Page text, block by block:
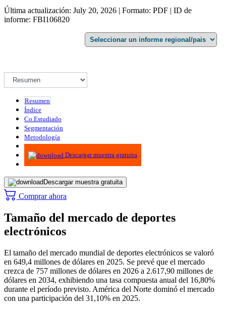
Última actualización: July 20, 2026 | Formato: PDF | ID de
informe: FBI106820
Resumen
Índice
Co.Estudiado
Segmentación
Metodología
Infografías
Descargar muestra gratuita
Descargar muestra gratuita
Comprar ahora
Tamaño del mercado de deportes
electrónicos
El tamaño del mercado mundial de deportes electrónicos se valoró
en 649,4 millones de dólares en 2025. Se prevé que el mercado
crezca de 757 millones de dólares en 2026 a 2.617,90 millones de
dólares en 2034, exhibiendo una tasa compuesta anual del 16,80%
durante el período previsto. América del Norte dominó el mercado
con una participación del 31,10% en 2025.